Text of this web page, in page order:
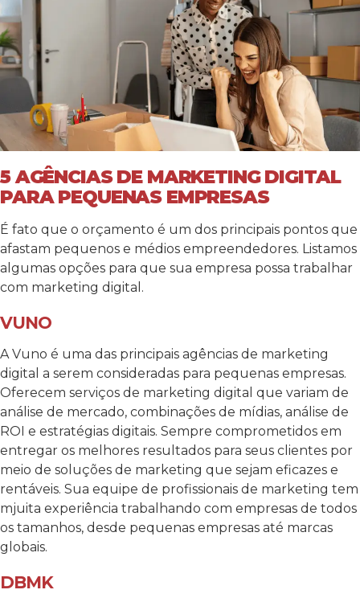
5 AGÊNCIAS DE MARKETING DIGITAL
PARA PEQUENAS EMPRESAS
É fato que o orçamento é um dos principais pontos que
afastam pequenos e médios empreendedores. Listamos
algumas opções para que sua empresa possa trabalhar
com marketing digital.
VUNO
A Vuno é uma das principais agências de marketing
digital a serem consideradas para pequenas empresas.
Oferecem serviços de marketing digital que variam de
análise de mercado, combinações de mídias, análise de
ROI e estratégias digitais. Sempre comprometidos em
entregar os melhores resultados para seus clientes por
meio de soluções de marketing que sejam eficazes e
rentáveis. Sua equipe de profissionais de marketing tem
mjuita experiência trabalhando com empresas de todos
os tamanhos, desde pequenas empresas até marcas
globais.
DBMK